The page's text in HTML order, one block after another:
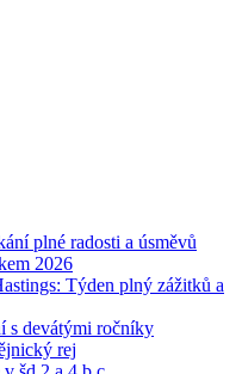
plné radosti a úsměvů
2026
Týden plný zážitků a
s devátými ročníky
rej